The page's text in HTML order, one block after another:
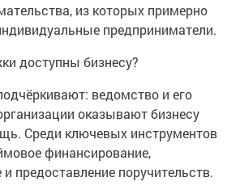
из которых примерно
предприниматели.
доступны бизнесу?
ведомство и его
оказывают бизнесу
Среди ключевых инструментов
финансирование,
предоставление поручительств.